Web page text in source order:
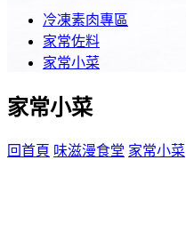
冷凍素肉專區
家常佐料
家常小菜
家常小菜
回首頁 味滋漫食堂 家常小菜